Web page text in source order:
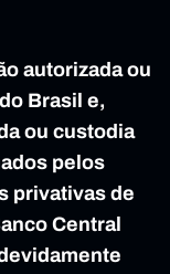
autorizada ou
Brasil e,
ou custodia
pelos
privativas de
Central